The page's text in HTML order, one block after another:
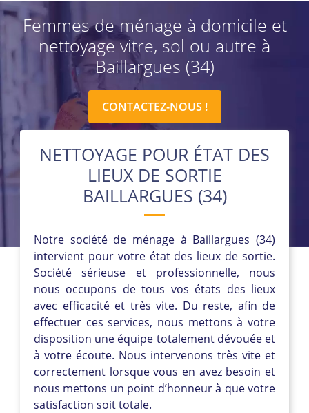
Femmes de ménage à domicile et
nettoyage vitre, sol ou autre à
Baillargues (34)
CONTACTEZ-NOUS !
NETTOYAGE POUR ÉTAT DES
LIEUX DE SORTIE
BAILLARGUES (34)
Notre société de ménage à Baillargues (34)
intervient pour votre état des lieux de sortie.
Société sérieuse et professionnelle, nous
nous occupons de tous vos états des lieux
avec efficacité et très vite. Du reste, afin de
effectuer ces services, nous mettons à votre
disposition une équipe totalement dévouée et
à votre écoute. Nous intervenons très vite et
correctement lorsque vous en avez besoin et
nous mettons un point d’honneur à que votre
satisfaction soit totale.